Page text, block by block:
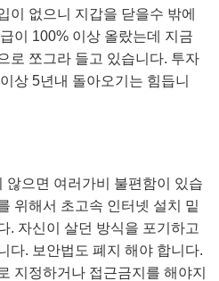
이 없으니 지갑을 닫을수 밖에
이 100% 이상 올랐는데 지금
로 쪼그라 들고 있습니다. 투자
상 5년내 돌아오기는 힘듭니
않으면 여러가비 불편함이 있습
위해서 초고속 인터넷 설치 밑
. 자신이 살던 방식을 포기하고
다. 보안법도 폐지 해야 합니다.
지정하거나 접근금지를 해야지